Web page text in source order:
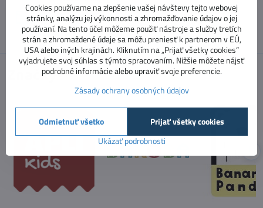
vzdelavanie​@prosolutions​.sk
Značky
Cookies používame na zlepšenie vašej návštevy tejto webovej
stránky, analýzu jej výkonnosti a zhromažďovanie údajov o jej
používaní. Na tento účel môžeme použiť nástroje a služby tretích
strán a zhromaždené údaje sa môžu preniesť k partnerom v EÚ,
USA alebo iných krajinách. Kliknutím na „Prijať všetky cookies“
vyjadrujete svoj súhlas s týmto spracovaním. Nižšie môžete nájsť
podrobné informácie alebo upraviť svoje preferencie.
Zásady ochrany osobných údajov
Ukázať podrobnosti
Prijať všetky cookies
Odmietnuť všetko